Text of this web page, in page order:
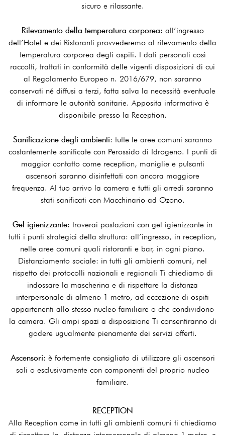
sicuro e rilassante.
Rilevamento della temperatura corporea: all’ingresso
dell’Hotel e dei Ristoranti provvederemo al rilevamento della
temperatura corporea degli ospiti. I dati personali così
raccolti, trattati in conformità delle vigenti disposizioni di cui
al Regolamento Europeo n. 2016/679, non saranno
conservati né diffusi a terzi, fatta salva la necessità eventuale
di informare le autorità sanitarie. Apposita informativa è
disponibile presso la Reception.
Sanificazione degli ambienti: tutte le aree comuni saranno
costantemente sanificate con Perossido di Idrogeno. I punti di
maggior contatto come reception, maniglie e pulsanti
ascensori saranno disinfettati con ancora maggiore
frequenza. Al tuo arrivo la camera e tutti gli arredi saranno
stati sanificati con Macchinario ad Ozono.
Gel igienizzante: troverai postazioni con gel igienizzante in
tutti i punti strategici della struttura: all’ingresso, in reception,
nelle aree comuni quali ristoranti e bar, in ogni piano.
Distanziamento sociale: in tutti gli ambienti comuni, nel
rispetto dei protocolli nazionali e regionali Ti chiediamo di
indossare la mascherina e di rispettare la distanza
interpersonale di almeno 1 metro, ad eccezione di ospiti
appartenenti allo stesso nucleo familiare o che condividono
la camera. Gli ampi spazi a disposizione Ti consentiranno di
godere ugualmente pienamente dei servizi offerti.
Ascensori: è fortemente consigliato di utilizzare gli ascensori
soli o esclusivamente con componenti del proprio nucleo
familiare.
RECEPTION
Alla Reception come in tutti gli ambienti comuni ti chiediamo